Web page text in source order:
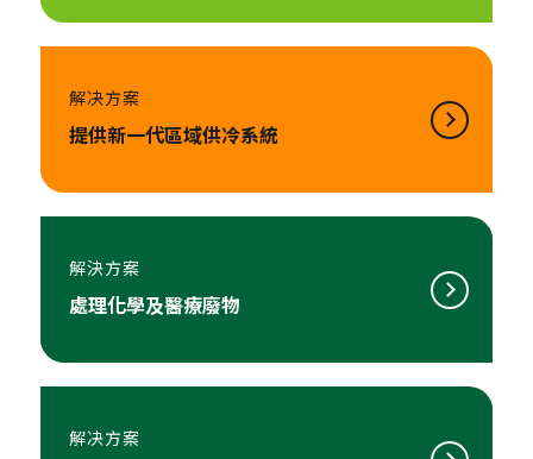
解决方案
提供新一代區域供冷系統
解決方案
處理化學及醫療廢物
解决方案